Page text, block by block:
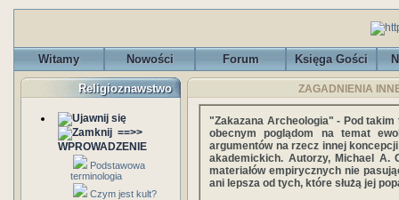
Witamy Nowości Forum Księga Gości
Religioznawstwo
==>>
WPROWADZENIE
Podstawowa
terminologia
Czym jest kult?
ZAGADNIENIA
"Zakazana Archeologia" - Pod takim
obecnym poglądom na temat
argumentów na rzecz innej
akademickich. Autorzy, Michael A.
materiałów empirycznych nie
ani lepsza od tych, które służą jej